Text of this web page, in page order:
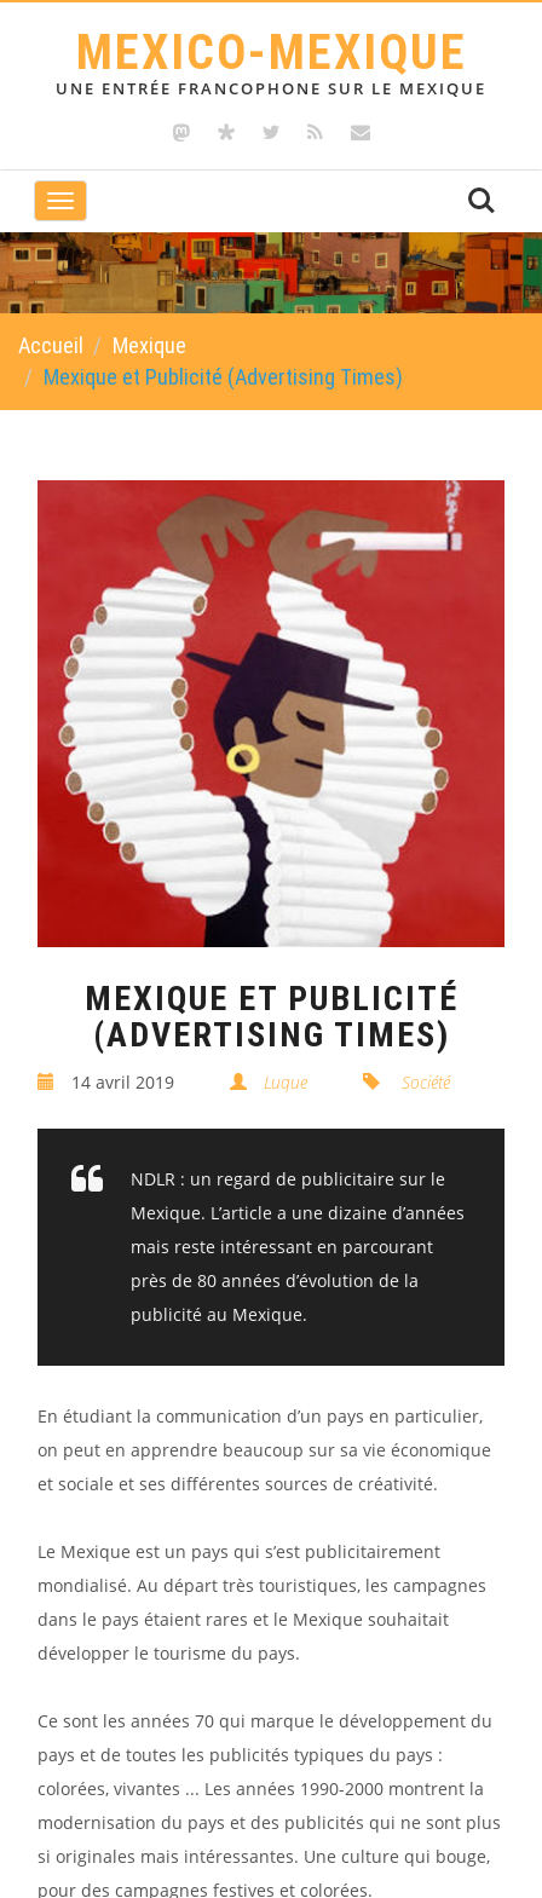
MEXICO-MEXIQUE
UNE ENTRÉE FRANCOPHONE SUR LE MEXIQUE
Toggle
navigation
Accueil
Mexique
Mexique et Publicité (Advertising Times)
MEXIQUE ET PUBLICITÉ
(ADVERTISING TIMES)
14 avril 2019 Luque Société
NDLR : un regard de publicitaire sur le
Mexique. L’article a une dizaine d’années
mais reste intéressant en parcourant
près de 80 années d’évolution de la
publicité au Mexique.
En étudiant la communication d’un pays en particulier,
on peut en apprendre beaucoup sur sa vie économique
et sociale et ses différentes sources de créativité.
Le Mexique est un pays qui s’est publicitairement
mondialisé. Au départ très touristiques, les campagnes
dans le pays étaient rares et le Mexique souhaitait
développer le tourisme du pays.
Ce sont les années 70 qui marque le développement du
pays et de toutes les publicités typiques du pays :
colorées, vivantes ... Les années 1990-2000 montrent la
modernisation du pays et des publicités qui ne sont plus
si originales mais intéressantes. Une culture qui bouge,
pour des campagnes festives et colorées.